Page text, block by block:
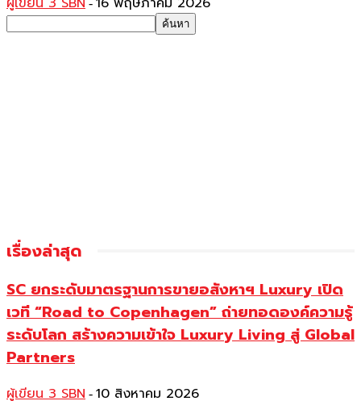
-
เรื่องล่าสุด
SC ยกระดับมาตรฐานการขายอสังหาฯ Luxury เปิด
เวที “Road to Copenhagen” ถ่ายทอดองค์ความรู้
ระดับโลก สร้างความเข้าใจ Luxury Living สู่ Global
Partners
ผู้เขียน 3 SBN - 10 สิงหาคม 2026